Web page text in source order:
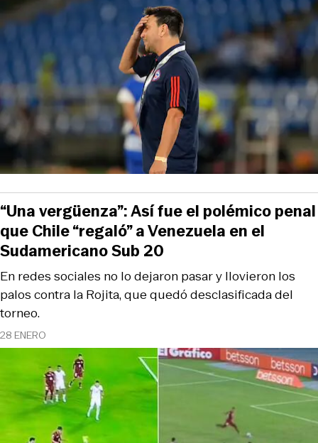
28 ENERO
En redes sociales no lo dejaron pasar y llovieron los
palos contra la Rojita, que quedó desclasificada del
torneo.
“Una vergüenza”: Así fue el polémico penal
que Chile “regaló” a Venezuela en el
Sudamericano Sub 20